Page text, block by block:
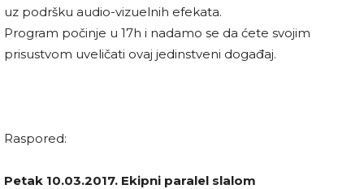
uz podršku audio-vizuelnih efekata.
Program počinje u 17h i nadamo se da ćete svojim
prisustvom uveličati ovaj jedinstveni događaj.
Raspored:
Petak 10.03.2017. Ekipni paralel slalom